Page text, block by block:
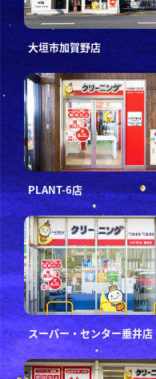
大垣市加賀野店
PLANT-6店
スーパー・センター垂井店